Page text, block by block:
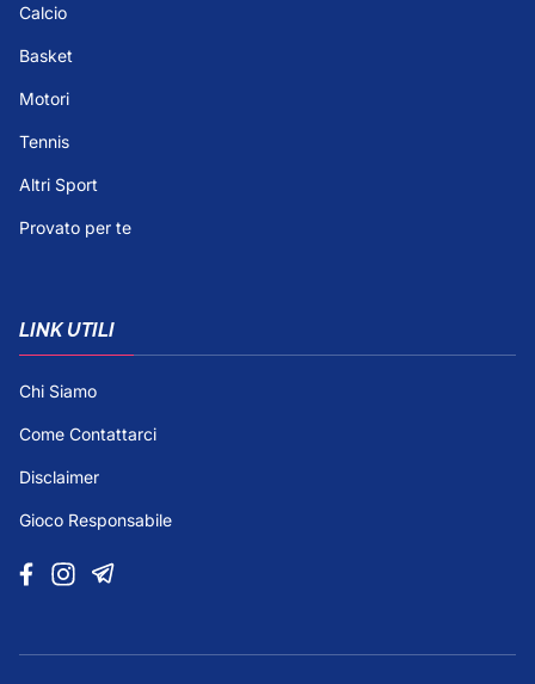
Calcio
Basket
Motori
Tennis
Altri Sport
Provato per te
LINK UTILI
Chi Siamo
Come Contattarci
Disclaimer
Gioco Responsabile